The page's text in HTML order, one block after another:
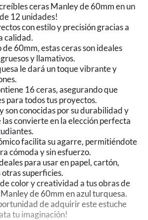
ceras Manley de 60mm en un
12 unidades!
con estilo y precisión gracias a
calidad.
60mm, estas ceras son ideales
y llamativos.
le dará un toque vibrante y
16 ceras, asegurando que
para todos tus proyectos.
son conocidas por su durabilidad y
las convierte en la elección perfecta
facilita su agarre, permitiéndote
cómoda y sin esfuerzo.
para usar en papel, cartón,
superficies.
color y creatividad a tus obras de
de 60mm en azul turquesa.
de adquirir este estuche
tu imaginación!